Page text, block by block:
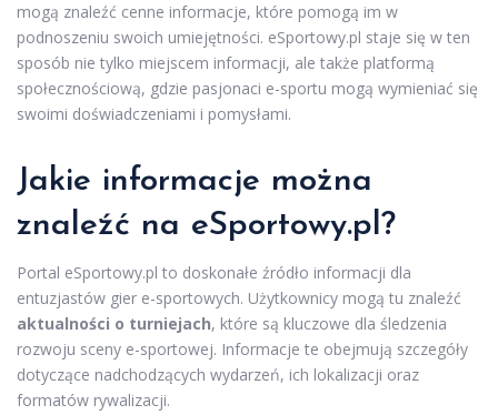
mogą znaleźć cenne informacje, które pomogą im w
podnoszeniu swoich umiejętności. eSportowy.pl staje się w ten
sposób nie tylko miejscem informacji, ale także platformą
społecznościową, gdzie pasjonaci e-sportu mogą wymieniać się
swoimi doświadczeniami i pomysłami.
Jakie informacje można
znaleźć na eSportowy.pl?
Portal eSportowy.pl to doskonałe źródło informacji dla
entuzjastów gier e-sportowych. Użytkownicy mogą tu znaleźć
aktualności o turniejach, które są kluczowe dla śledzenia
rozwoju sceny e-sportowej. Informacje te obejmują szczegóły
dotyczące nadchodzących wydarzeń, ich lokalizacji oraz
formatów rywalizacji.